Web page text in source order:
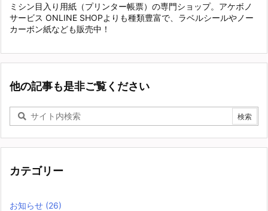
ミシン目入り用紙（プリンター帳票）の専門ショップ。アケボノ
サービス ONLINE SHOPよりも種類豊富で、ラベルシールやノー
カーボン紙なども販売中！
他の記事も是非ご覧ください
カテゴリー
お知らせ (26)